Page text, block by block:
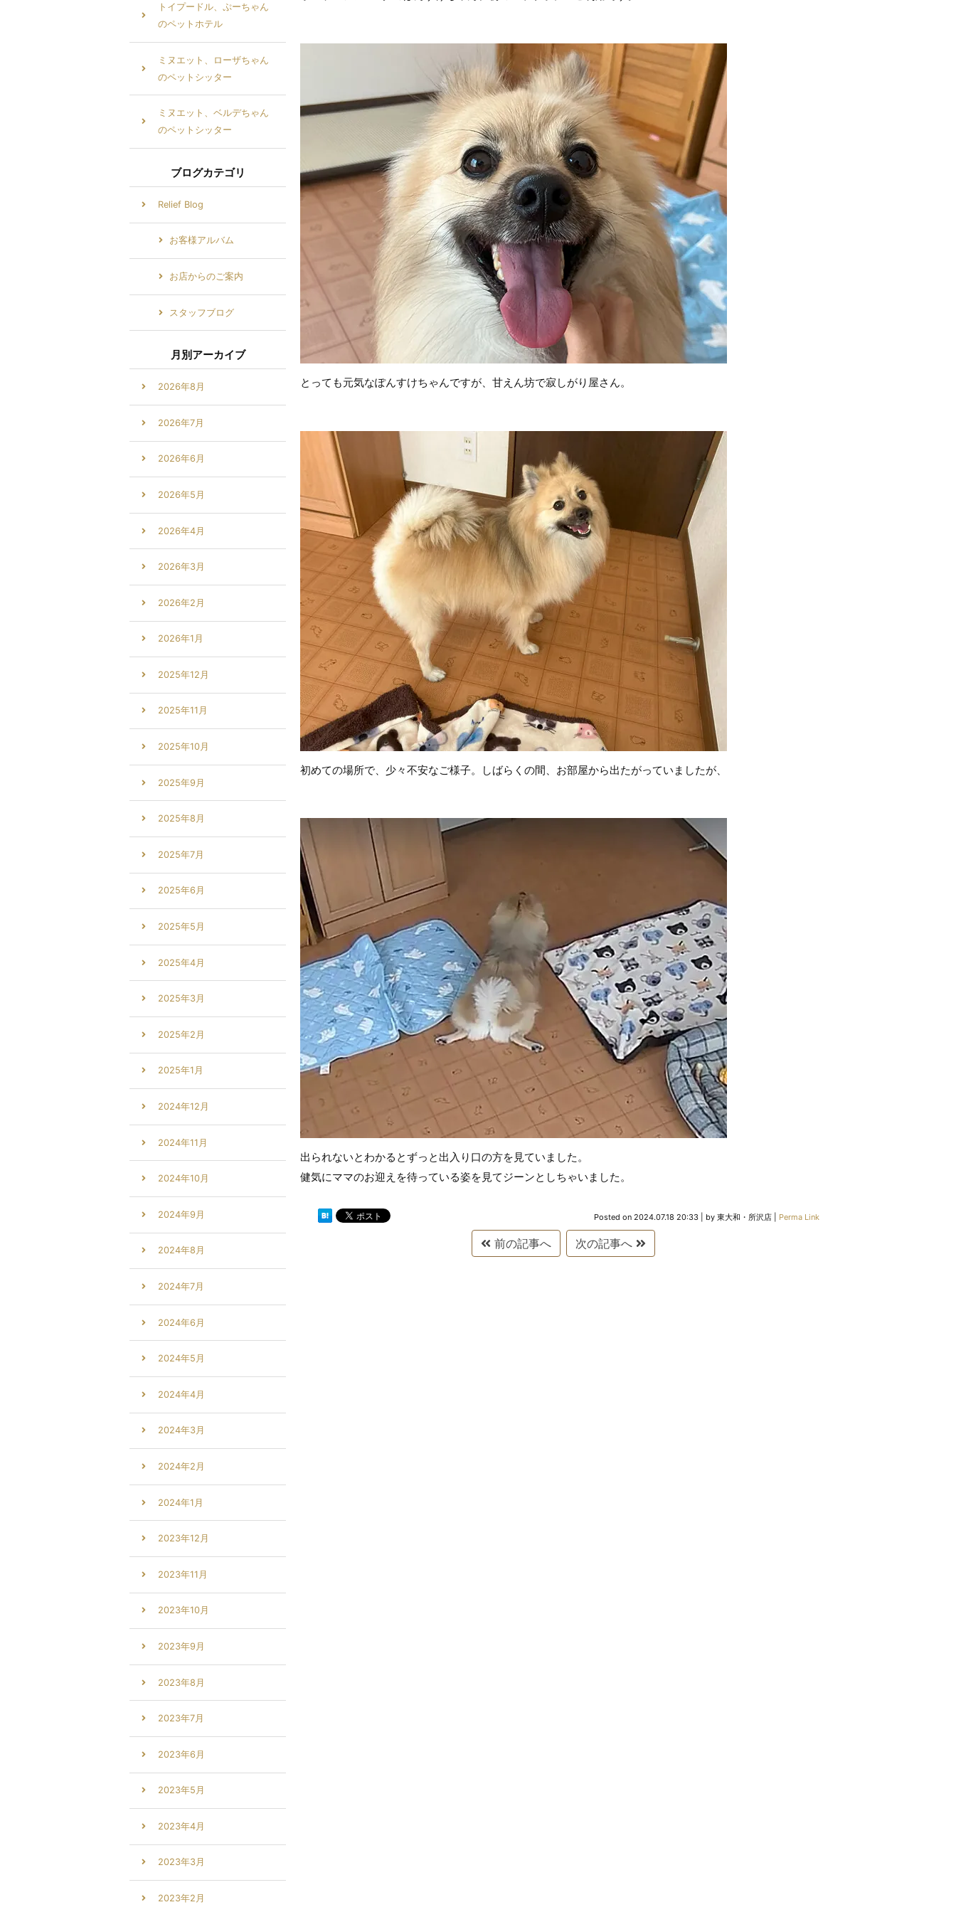
とっても元気なぽんすけちゃんですが、甘えん坊で寂しがり屋さん。
初めての場所で、少々不安なご様子。しばらくの間、お部屋から出たがっていましたが、
出られないとわかるとずっと出入り口の方を見ていました。
健気にママのお迎えを待っている姿を見てジーンとしちゃいました。
Posted on 2024.07.18 20:33 by 東大和・所沢店 Perma Link
前の記事へ 次の記事へ
トイプードル、ぷーちゃん
のペットホテル
ミヌエット、ローザちゃん
のペットシッター
ミヌエット、ベルデちゃん
のペットシッター
ブログカテゴリ
Relief Blog
お客様アルバム
お店からのご案内
スタッフブログ
月別アーカイブ
2026年8月
2026年7月
2026年6月
2026年5月
2026年4月
2026年3月
2026年2月
2026年1月
2025年12月
2025年11月
2025年10月
2025年9月
2025年8月
2025年7月
2025年6月
2025年5月
2025年4月
2025年3月
2025年2月
2025年1月
2024年12月
2024年11月
2024年10月
2024年9月
2024年8月
2024年7月
2024年6月
2024年5月
2024年4月
2024年3月
2024年2月
2024年1月
2023年12月
2023年11月
2023年10月
2023年9月
2023年8月
2023年7月
2023年6月
2023年5月
2023年4月
2023年3月
2023年2月